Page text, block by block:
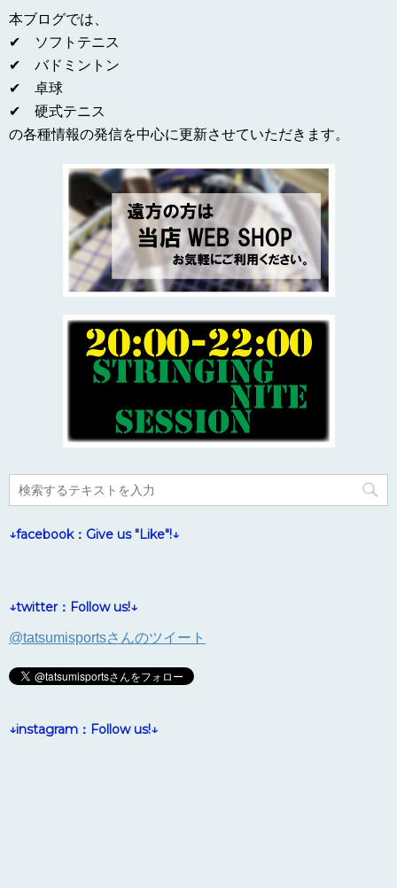
本ブログでは、
✔ ソフトテニス
✔ バドミントン
✔ 卓球
✔ 硬式テニス
の各種情報の発信を中心に更新させていただきます。
↓facebook：Give us "Like"!↓
↓twitter：Follow us!↓
@tatsumisportsさんのツイート
↓instagram：Follow us!↓